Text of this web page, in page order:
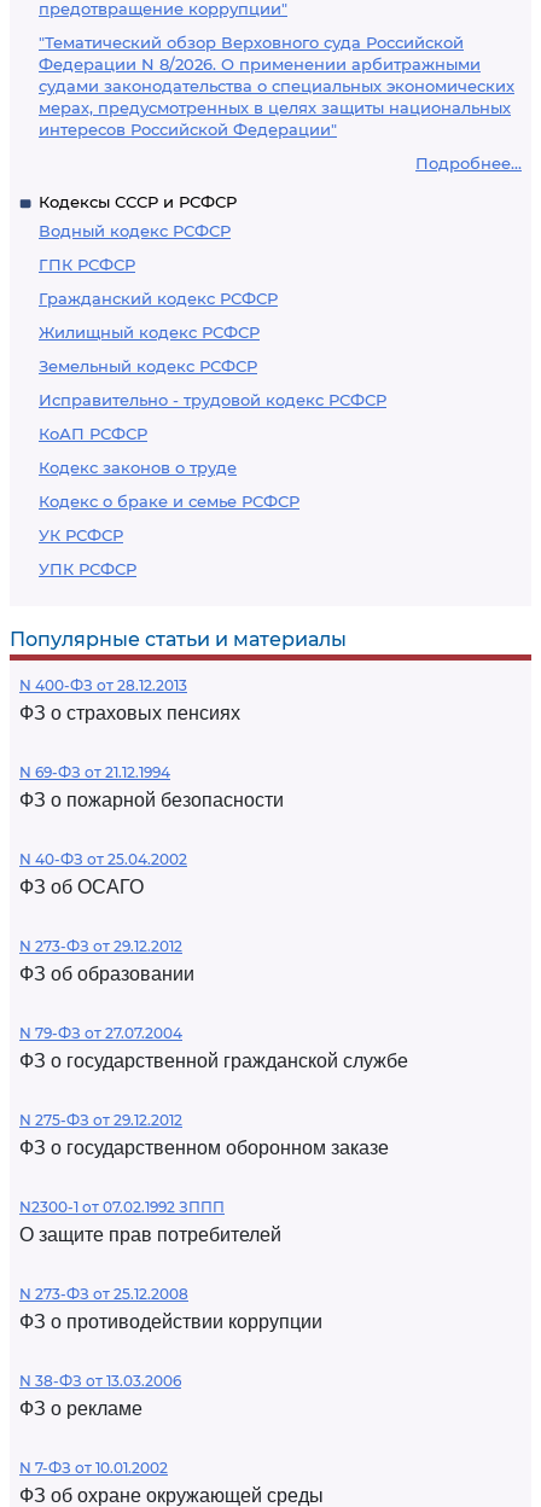
предотвращение коррупции"
"Тематический обзор Верховного суда Российской
Федерации N 8/2026. О применении арбитражными
судами законодательства о специальных экономических
мерах, предусмотренных в целях защиты национальных
интересов Российской Федерации"
Подробнее...
Кодексы СССР и РСФСР
Водный кодекс РСФСР
ГПК РСФСР
Гражданский кодекс РСФСР
Жилищный кодекс РСФСР
Земельный кодекс РСФСР
Исправительно - трудовой кодекс РСФСР
КоАП РСФСР
Кодекс законов о труде
Кодекс о браке и семье РСФСР
УК РСФСР
УПК РСФСР
Популярные статьи и материалы
N 400-ФЗ от 28.12.2013
ФЗ о страховых пенсиях
N 69-ФЗ от 21.12.1994
ФЗ о пожарной безопасности
N 40-ФЗ от 25.04.2002
ФЗ об ОСАГО
N 273-ФЗ от 29.12.2012
ФЗ об образовании
N 79-ФЗ от 27.07.2004
ФЗ о государственной гражданской службе
N 275-ФЗ от 29.12.2012
ФЗ о государственном оборонном заказе
N2300-1 от 07.02.1992 ЗППП
О защите прав потребителей
N 273-ФЗ от 25.12.2008
ФЗ о противодействии коррупции
N 38-ФЗ от 13.03.2006
ФЗ о рекламе
N 7-ФЗ от 10.01.2002
ФЗ об охране окружающей среды